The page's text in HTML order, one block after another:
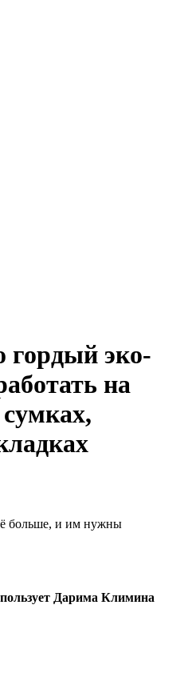
гордый эко-
на
больше, и им нужны
Дарима Климина